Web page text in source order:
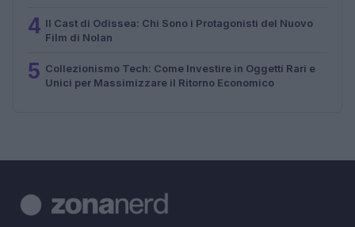
4 Il Cast di Odissea: Chi Sono i Protagonisti del Nuovo
Film di Nolan
5 Collezionismo Tech: Come Investire in Oggetti Rari e
Unici per Massimizzare il Ritorno Economico